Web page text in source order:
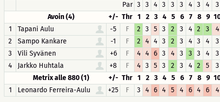
Par 3 3 4 3 3 3 4 3 4
3
Avoin (4)
+/- Thr 1 2 3 4 5 6 7 8 9
1
Tapani Aulu -5 F 2 3 5 3 2 3 4 2 3
4
2
Sampo Kankare -1 F 2 4 4 3 2 3 4 3 4
3
3
Vili Syvänen +6 F 4 4 6 3 4 3 3 3 4
3
4
Jarkko Huhtala +8 F 4 3 5 3 2 3 4 2 5
3
Metrix alle 880 (1)
+/- Thr 1 2 3 4 5 6 7 8 9
1
Leonardo Ferreira-Aulu +25 F 3 4 6 4 5 4 6 4 6 4